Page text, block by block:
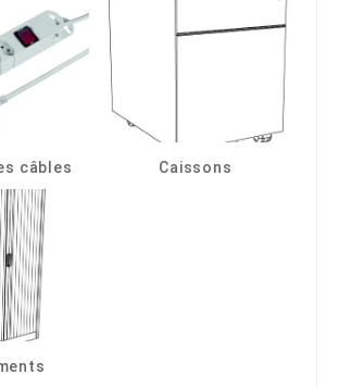
câbles Caissons